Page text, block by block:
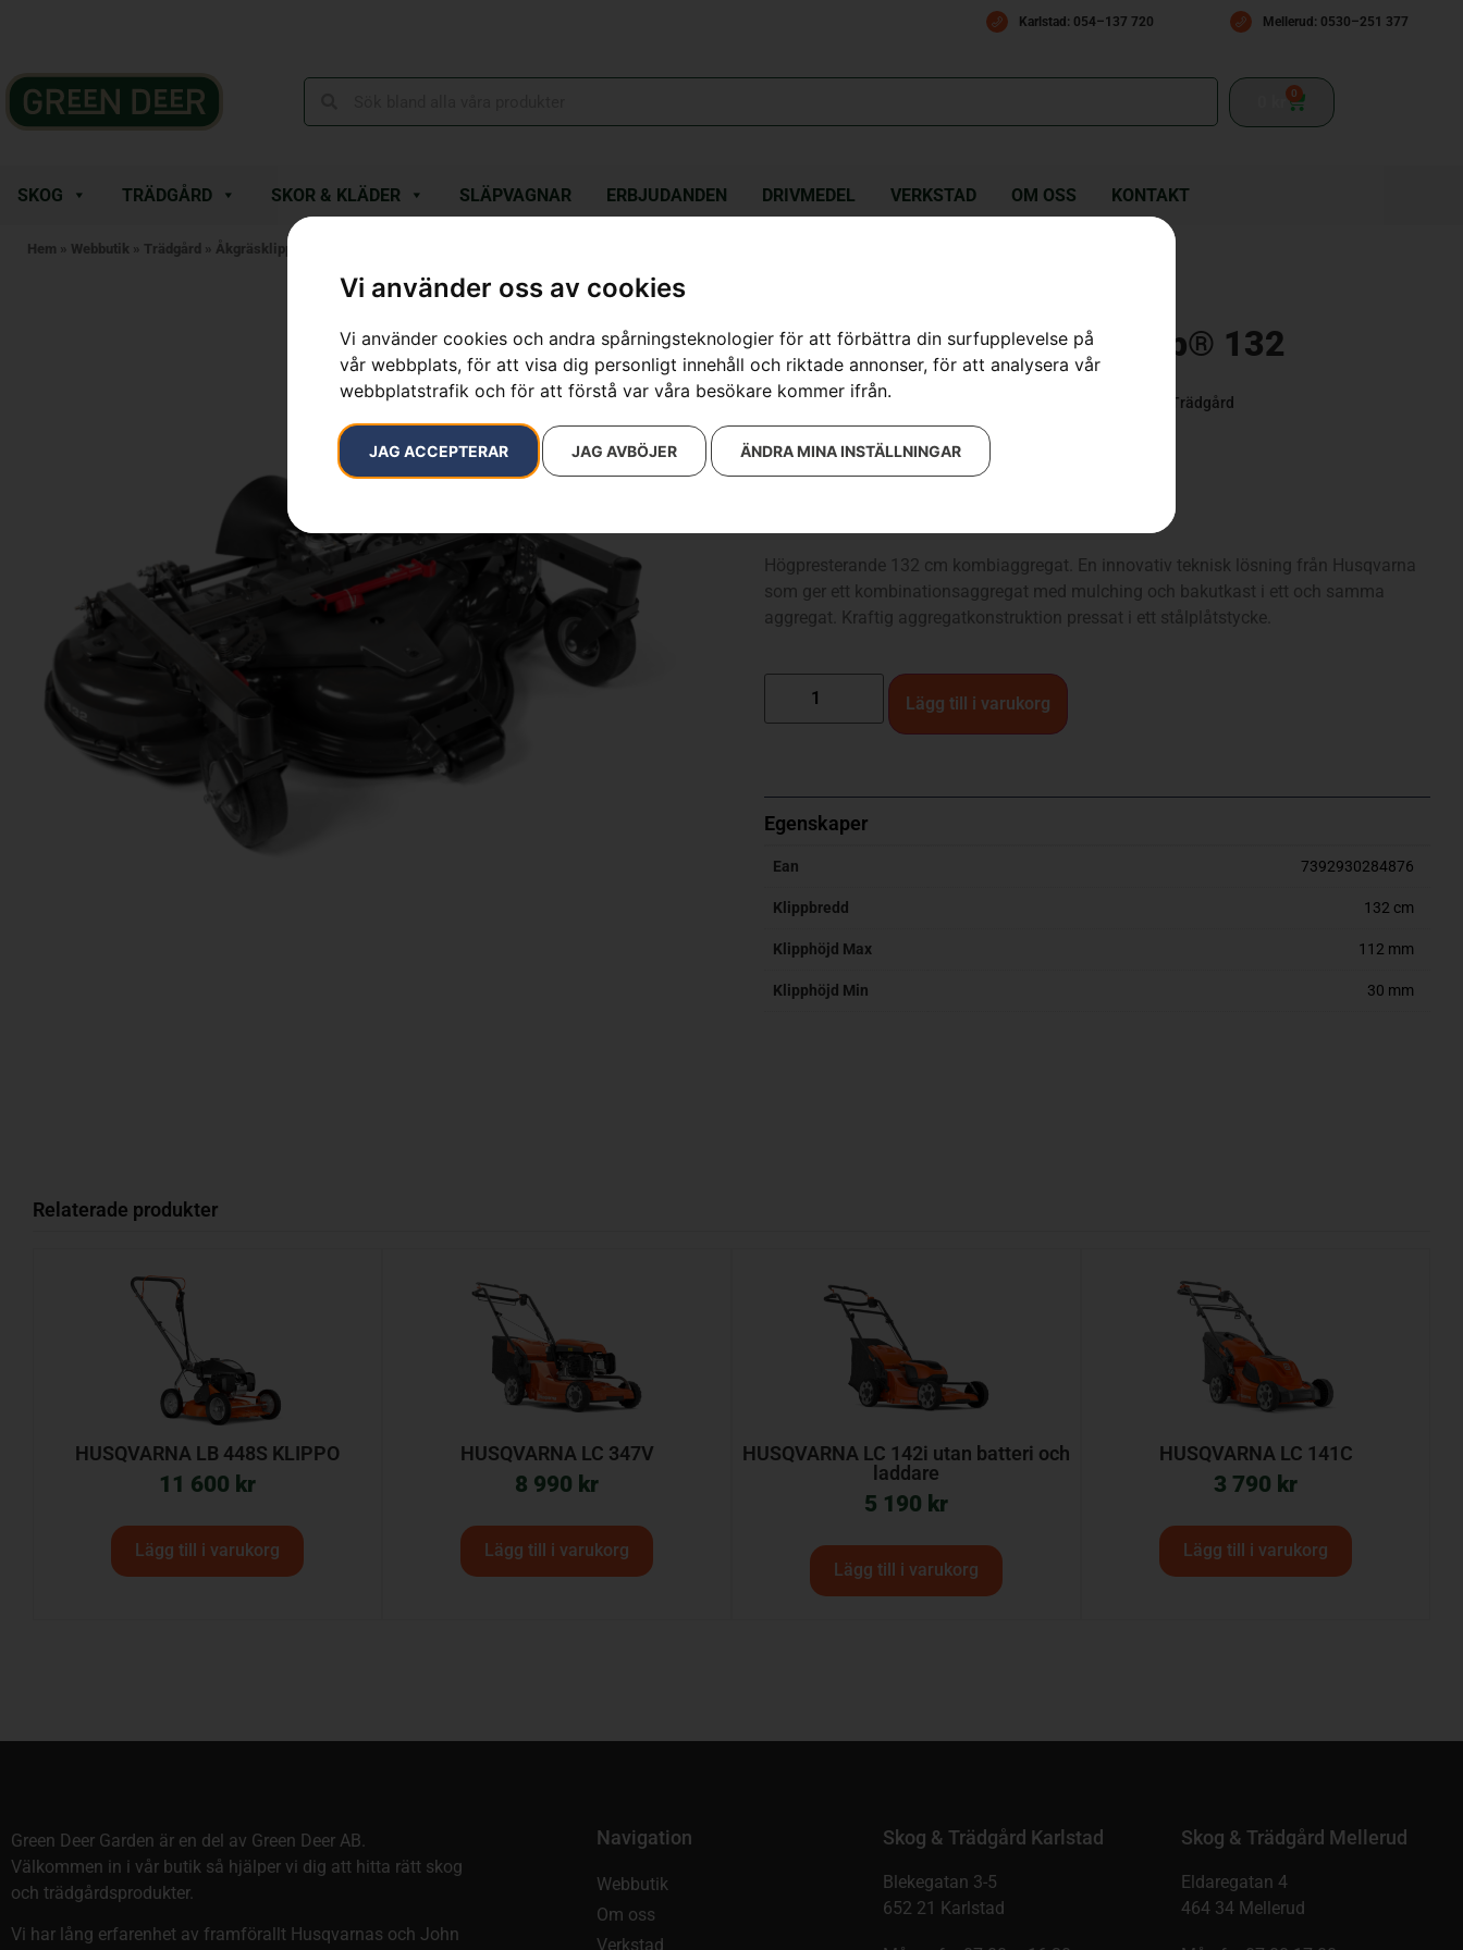
Vi använder oss av cookies
Vi använder cookies och andra spårningsteknologier för att förbättra din surfupplevelse på
vår webbplats, för att visa dig personligt innehåll och riktade annonser, för att analysera vår
webbplatstrafik och för att förstå var våra besökare kommer ifrån.
JAG ACCEPTERAR JAG AVBÖJER ÄNDRA MINA INSTÄLLNINGAR
Karlstad: 054–137 720 Mellerud: 0530–251 377
kr 0
SKOG TRÄDGÅRD SKOR & KLÄDER SLÄPVAGNAR ERBJUDANDEN DRIVMEDEL VERKSTAD OM OSS KONTAKT
Hem » Webbutik » Trädgård » Åkgräsklippare
Klippaggregat – CombiClip® 132
Artikelnummer:
967978301
Kategorier:
Åkgräsklippare Trädgård
51 900kr
Högpresterande 132 cm kombiaggregat. En innovativ teknisk lösning från Husqvarna
som ger ett kombinationsaggregat med mulching och bakutkast i ett och samma
aggregat. Kraftig aggregatkonstruktion pressat i ett stålplåtstycke.
Lägg till i varukorg
Egenskaper
Ean 7392930284876
Klippbredd 132 cm
Klipphöjd Max 112 mm
Klipphöjd Min 30 mm
Relaterade produkter
HUSQVARNA LB 448S KLIPPO
11 600 kr
Lägg till i varukorg
HUSQVARNA LC 347V
8 990 kr
Lägg till i varukorg
HUSQVARNA LC 142i utan batteri och
laddare
5 190 kr
Lägg till i varukorg
HUSQVARNA LC 141C
3 790 kr
Lägg till i varukorg
Green Deer Garden är en del av Green Deer AB.
Välkommen in i vår butik så hjälper vi dig att hitta rätt skog
och trädgårdsprodukter.
Vi har lång erfarenhet av framförallt Husqvarnas och John
Navigation
Webbutik
Om oss
Verkstad
Skog & Trädgård Karlstad
Blekegatan 3-5
652 21 Karlstad
Skog & Trädgård Mellerud
Eldaregatan 4
464 34 Mellerud